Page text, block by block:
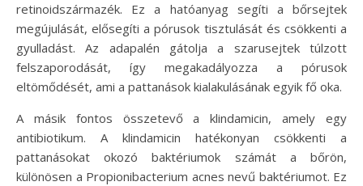
retinoidszármazék. Ez a hatóanyag segíti a bőrsejtek
megújulását, elősegíti a pórusok tisztulását és csökkenti a
gyulladást. Az adapalén gátolja a szarusejtek túlzott
felszaporodását, így megakadályozza a pórusok
eltömődését, ami a pattanások kialakulásának egyik fő oka.
A másik fontos összetevő a klindamicin, amely egy
antibiotikum. A klindamicin hatékonyan csökkenti a
pattanásokat okozó baktériumok számát a bőrön,
különösen a Propionibacterium acnes nevű baktériumot. Ez